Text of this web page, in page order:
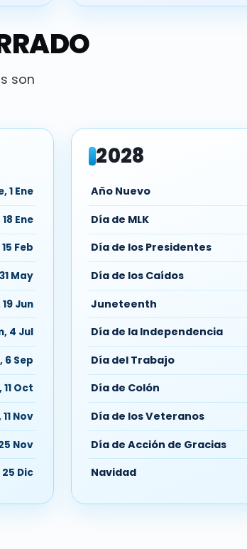
son
1 Ene
Ene
Feb
May
Jun
4 Jul
6 Sep
11 Oct
Nov
Nov
Dic
2028
Año Nuevo
Día de MLK
Día de los Presidentes
Día de los Caídos
Juneteenth
Día de la Independencia
Día del Trabajo
Día de Colón
Día de los Veteranos
Día de Acción de Gracias
Navidad